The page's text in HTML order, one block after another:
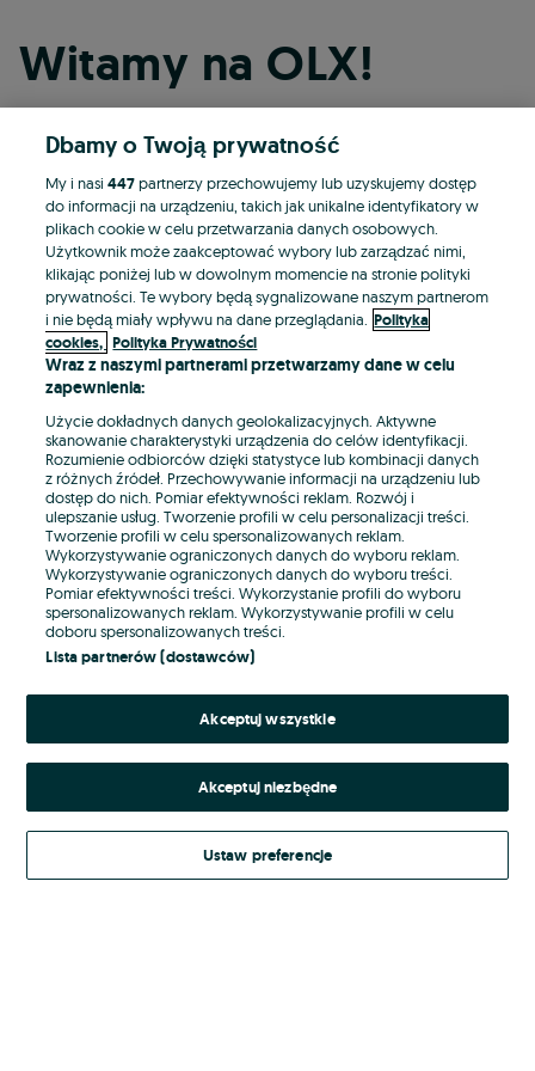
Witamy na OLX!
Kontynuuj przez Facebooka
Kontynuuj przez konto Apple
Kontynuuj przez konto Google
LUB
E-mail
Hasło
Nie pamiętasz hasła?
Zaloguj się
Kontynuując za pośrednictwem jednego z dostawców wskazanych powyżej,
Regulamin serwisuOLX.pl w jego aktualnym brzmieniu.
Dbamy o Twoją prywatność
My i nasi447partnerzy przechowujemy lub uzyskujemy dostęp
do informacji na urządzeniu, takich jak unikalne identyfikatory w
plikach cookie w celu przetwarzania danych osobowych.
Użytkownik może zaakceptować wybory lub zarządzać nimi,
klikając poniżej lub w dowolnym momencie na stronie polityki
prywatności. Te wybory będą sygnalizowane naszym partnerom
i nie będą miały wpływu na dane przeglądania. Polityka
cookies, Polityka Prywatności
Wraz z naszymi partnerami przetwarzamy dane w celu
zapewnienia:
Użycie dokładnych danych geolokalizacyjnych. Aktywne
skanowanie charakterystyki urządzenia do celów identyfikacji.
Rozumienie odbiorców dzięki statystyce lub kombinacji danych
z różnych źródeł. Przechowywanie informacji na urządzeniu lub
dostęp do nich. Pomiar efektywności reklam. Rozwój i
ulepszanie usług. Tworzenie profili w celu personalizacji treści.
Tworzenie profili w celu spersonalizowanych reklam.
Wykorzystywanie ograniczonych danych do wyboru reklam.
Wykorzystywanie ograniczonych danych do wyboru treści.
Pomiar efektywności treści. Wykorzystanie profili do wyboru
spersonalizowanych reklam. Wykorzystywanie profili w celu
doboru spersonalizowanych treści.
Lista partnerów (dostawców)
Akceptuj wszystkie
Akceptuj niezbędne
Ustaw preferencje